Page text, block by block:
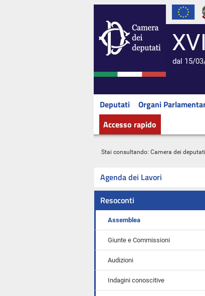
dal 15/
Deputati Organi
Accesso rapido
Stai consultando: Camera dei deputati
Agenda dei Lavori
Resoconti
Assemblea
Giunte e Commissioni
Audizioni
Indagini conoscitive